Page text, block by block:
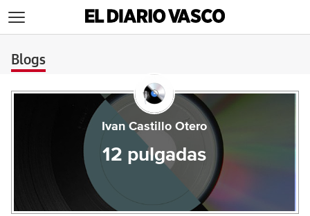
Blogs
Ivan Castillo Otero
12 pulgadas